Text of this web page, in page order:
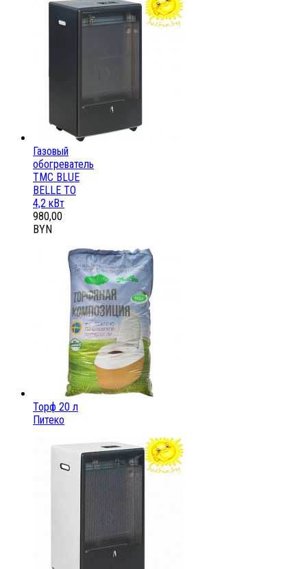
Газовый
обогреватель
ТМС BLUE
BELLE ТО
4,2 кВт
980,00
BYN
Торф 20 л
Питеко